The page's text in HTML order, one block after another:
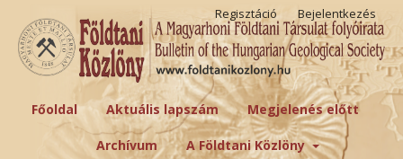
Főoldal Aktuális lapszám Megjelenés előtt
Archívum A Földtani Közlöny
Regisztáció Bejelentkezés